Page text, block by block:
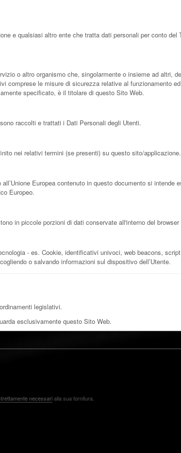
e qualsiasi altro ente che tratta dati personali per conto del
o altro organismo che, singolarmente o insieme ad altri,
comprese le misure di sicurezza relative al funzionamento
specificato, è il titolare di questo Sito Web.
raccolti e trattati i Dati Personali degli Utenti.
nei relativi termini (se presenti) su questo sito/applicazione.
Europea contenuto in questo documento si intende
Europeo.
in piccole porzioni di dati conservate all'interno del browser
- es. Cookie, identificativi univoci, web beacons,
o salvando informazioni sul dispositivo dell’Utente.
legislativi.
esclusivamente questo Sito Web.
necessarialla sua fornitura.